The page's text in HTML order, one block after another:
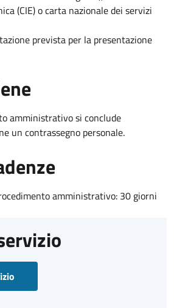
(CIE) o carta nazionale dei servizi
prevista per la presentazione
amministrativo si conclude
un contrassegno personale.
amministrativo: 30 giorni